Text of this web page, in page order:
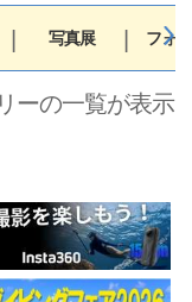
写真展 フォ
ーの一覧が表示